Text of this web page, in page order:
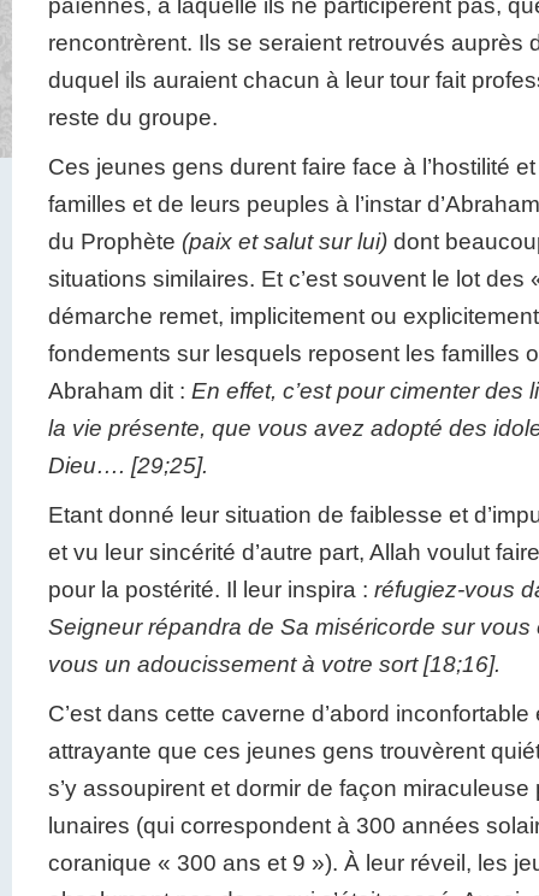
païennes, à laquelle ils ne participèrent pas,
rencontrèrent. Ils se seraient retrouvés auprès
duquel ils auraient chacun à leur tour fait
reste du groupe.
Ces jeunes gens durent faire face à l’hostilité
familles et de leurs peuples à l’instar
du Prophète (paix et salut sur lui) dont
situations similaires. Et c’est souvent le lot des
démarche remet, implicitement ou
fondements sur lesquels reposent les familles
Abraham dit : En effet, c’est pour cimenter des
la vie présente, que vous avez adopté des
Dieu…. [29;25].
Etant donné leur situation de faiblesse et
et vu leur sincérité d’autre part, Allah voulut
pour la postérité. Il leur inspira : réfugiez-vous
Seigneur répandra de Sa miséricorde sur vous
vous un adoucissement à votre sort [18;16].
C’est dans cette caverne d’abord inconfortable
attrayante que ces jeunes gens trouvèrent
s’y assoupirent et dormir de façon
lunaires (qui correspondent à 300 années
coranique « 300 ans et 9 »). À leur réveil, les